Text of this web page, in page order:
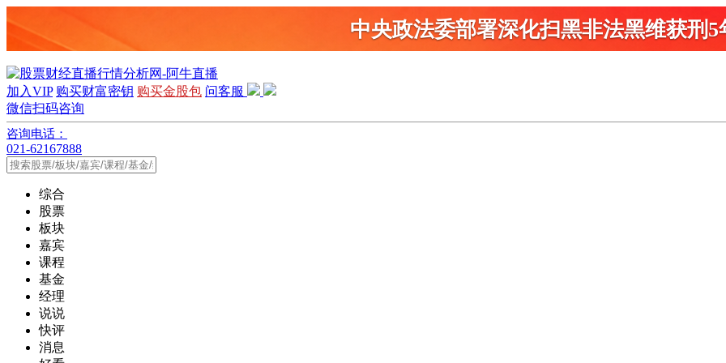
中央政法委部署深化扫黑非法黑维获刑5
加入VIP 购买财富密钥 购买金股包 问客服
微信扫码咨询
咨询电话：
021-62167888
综合
股票
板块
嘉宾
课程
基金
经理
说说
快评
消息